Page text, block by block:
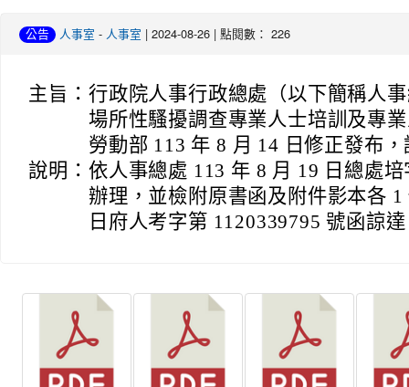
公告 人事室 - 人事室 | 2024-08-26 | 點閱數： 226
主旨： 行政院人事行政總處（以下簡稱人
場所性騷擾調查專業人士培訓及專
勞動部 113 年 8 月 14 日修正發布
說明： 依人事總處 113 年 8 月 19 日總處
辦理，並檢附原書函及附件影本各
日府人考字第 1120339795 號函諒